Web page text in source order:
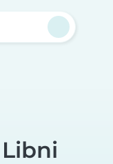
Libni